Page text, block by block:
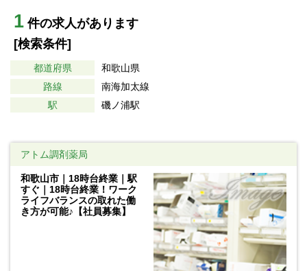
1 件の求人があります
[検索条件]
都道府県
和歌山県
路線
南海加太線
駅
磯ノ浦駅
アトム調剤薬局
和歌山市｜18時台終業｜駅
すぐ｜18時台終業！ワーク
ライフバランスの取れた働
き方が可能♪【社員募集】